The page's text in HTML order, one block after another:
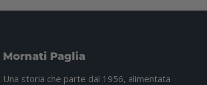
Mornati Paglia
Una storia che parte dal 1956, alimentata